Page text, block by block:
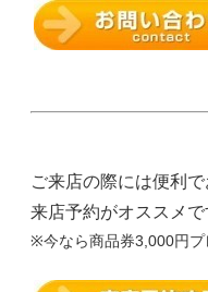
ご来店の際には便利
来店予約がオススメで
※今なら商品券3,000円プ